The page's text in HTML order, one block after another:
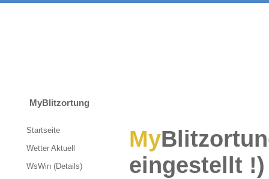
MyBlitzortung
My
eingestellt !)
Startseite
Wetter Aktuell
WsWin (Details)